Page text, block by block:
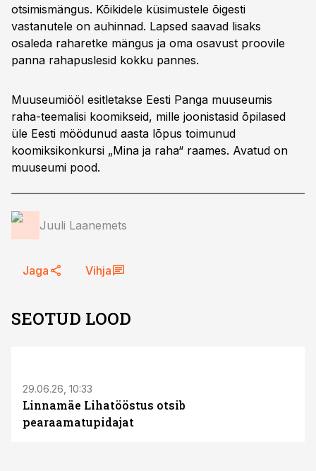
otsimismängus. Kõikidele küsimustele õigesti
vastanutele on auhinnad. Lapsed saavad lisaks
osaleda raharetke mängus ja oma osavust proovile
panna rahapuslesid kokku pannes.
Muuseumiööl esitletakse Eesti Panga muuseumis
raha-teemalisi koomikseid, mille joonistasid õpilased
üle Eesti möödunud aasta lõpus toimunud
koomiksikonkursi „Mina ja raha“ raames. Avatud on
muuseumi pood.
Juuli Laanemets
Jaga Vihja
SEOTUD LOOD
29.06.26, 10:33
Linnamäe Lihatööstus otsib
pearaamatupidajat